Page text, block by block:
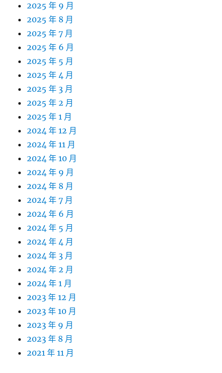
2025 年 9 月
2025 年 8 月
2025 年 7 月
2025 年 6 月
2025 年 5 月
2025 年 4 月
2025 年 3 月
2025 年 2 月
2025 年 1 月
2024 年 12 月
2024 年 11 月
2024 年 10 月
2024 年 9 月
2024 年 8 月
2024 年 7 月
2024 年 6 月
2024 年 5 月
2024 年 4 月
2024 年 3 月
2024 年 2 月
2024 年 1 月
2023 年 12 月
2023 年 10 月
2023 年 9 月
2023 年 8 月
2021 年 11 月